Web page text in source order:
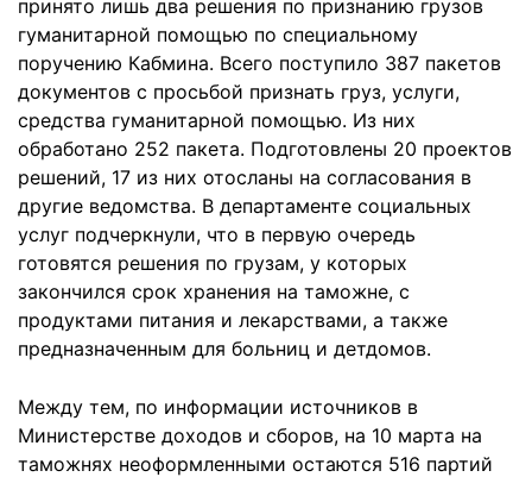
принято лишь два решения по признанию грузов
гуманитарной помощью по специальному
поручению Кабмина. Всего поступило 387 пакетов
документов с просьбой признать груз, услуги,
средства гуманитарной помощью. Из них
обработано 252 пакета. Подготовлены 20 проектов
решений, 17 из них отосланы на согласования в
другие ведомства. В департаменте социальных
услуг подчеркнули, что в первую очередь
готовятся решения по грузам, у которых
закончился срок хранения на таможне, с
продуктами питания и лекарствами, а также
предназначенным для больниц и детдомов.
Между тем, по информации источников в
Министерстве доходов и сборов, на 10 марта на
таможнях неоформленными остаются 516 партий